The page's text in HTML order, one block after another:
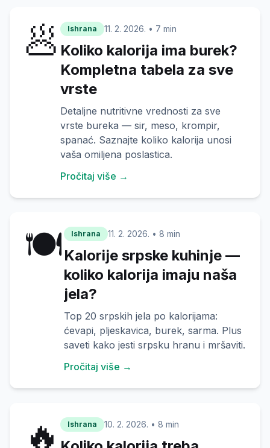
🥟 Ishrana 11. 2. 2026. • 7 min
Koliko kalorija ima burek?
Kompletna tabela za sve
vrste
Detaljne nutritivne vrednosti za sve
vrste bureka — sir, meso, krompir,
spanać. Saznajte koliko kalorija unosi
vaša omiljena poslastica.
Pročitaj više →
🍽️ Ishrana 11. 2. 2026. • 8 min
Kalorije srpske kuhinje —
koliko kalorija imaju naša
jela?
Top 20 srpskih jela po kalorijama:
ćevapi, pljeskavica, burek, sarma. Plus
saveti kako jesti srpsku hranu i mršaviti.
Pročitaj više →
🔥 Ishrana 10. 2. 2026. • 8 min